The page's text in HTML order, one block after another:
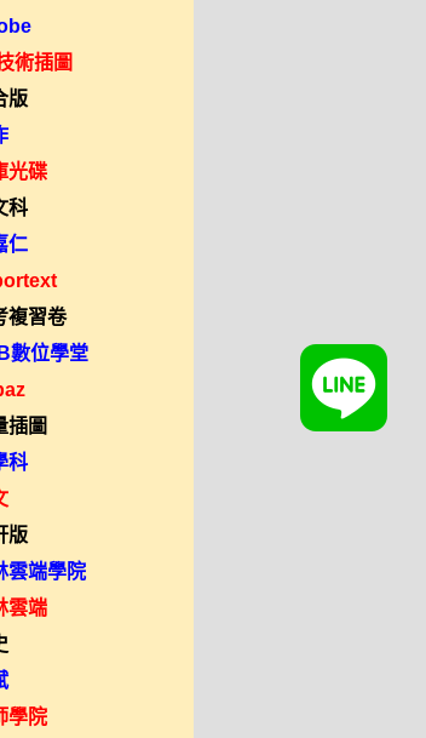
術插圖
版
光碟
科
仁
複習卷
數位學堂
插圖
科
版
雲端學院
雲端
學院